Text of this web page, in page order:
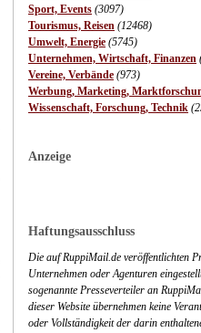
Sport, Events (3097)
Tourismus, Reisen (12468)
Umwelt, Energie (5745)
Unternehmen, Wirtschaft, Finanzen
Vereine, Verbände (973)
Werbung, Marketing,
Wissenschaft, Forschung, Technik
Anzeige
Haftungsausschluss
Die auf RuppiMail.de veröffentlichten
Unternehmen oder Agenturen
sogenannte Presseverteiler an
dieser Website übernehmen keine
oder Vollständigkeit der darin